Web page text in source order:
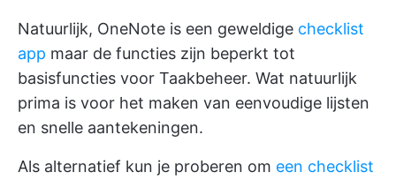
Natuurlijk, OneNote is een geweldige checklist
app maar de functies zijn beperkt tot
basisfuncties voor Taakbeheer. Wat natuurlijk
prima is voor het maken van eenvoudige lijsten
en snelle aantekeningen.
Als alternatief kun je proberen om een checklist